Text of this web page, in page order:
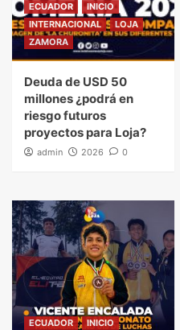
ECUADOR
INICIO
INTERNACIONAL
LOJA
ZAMORA
Deuda de USD 50
millones ¿podrá en
riesgo futuros
proyectos para Loja?
admin 2026 0
ECUADOR
INICIO